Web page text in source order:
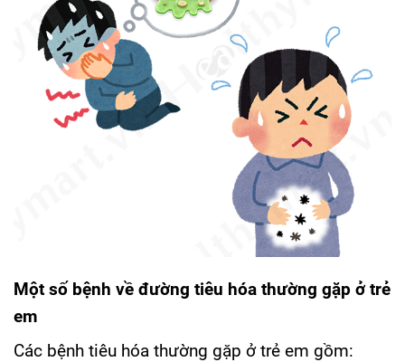
Một số bệnh về đường tiêu hóa thường gặp ở trẻ
em
Các bệnh tiêu hóa thường gặp ở trẻ em gồm: